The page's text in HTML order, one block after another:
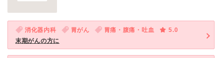
消化器内科 胃がん 胃痛・腹痛・吐血
5.0
末期がんの方に